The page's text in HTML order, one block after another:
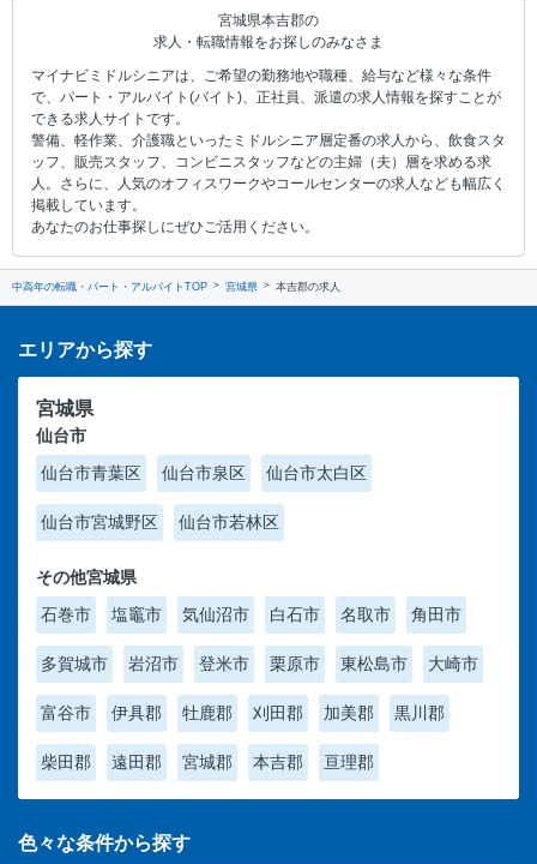
宮城県本吉郡の
求人・転職情報をお探しのみなさま
マイナビミドルシニアは、ご希望の勤務地や職種、給与など様々な条件
で、パート・アルバイト(バイト)、正社員、派遣の求人情報を探すことが
できる求人サイトです。
警備、軽作業、介護職といったミドルシニア層定番の求人から、飲食スタ
ッフ、販売スタッフ、コンビニスタッフなどの主婦（夫）層を求める求
人。さらに、人気のオフィスワークやコールセンターの求人なども幅広く
掲載しています。
あなたのお仕事探しにぜひご活用ください。
中高年の転職・パート・アルバイトTOP 宮城県 本吉郡の求人
エリアから探す
宮城県
仙台市
仙台市青葉区
仙台市泉区 仙台市太白区
仙台市宮城野区 仙台市若林区
その他宮城県
石巻市
塩竈市 気仙沼市 白石市 名取市 角田市
多賀城市 岩沼市 登米市 栗原市 東松島市 大崎市
富谷市 伊具郡 牡鹿郡 刈田郡 加美郡 黒川郡
柴田郡 遠田郡 宮城郡 本吉郡 亘理郡
色々な条件から探す